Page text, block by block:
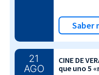
Saber
21
AGO
CINE DE
que uno 5